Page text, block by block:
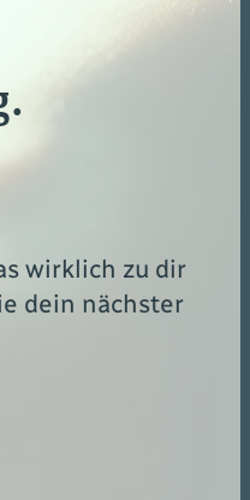
wirklich zu dir
dein nächster